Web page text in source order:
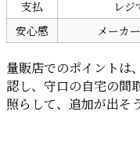
支払 レジ
安心感 メーカ
量販店でのポイントは
認し、守口の自宅の間
照らして、追加が出そ